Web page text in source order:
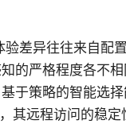
差异往往来自配
的严格程度各不
于策略的智能选
其远程访问的稳